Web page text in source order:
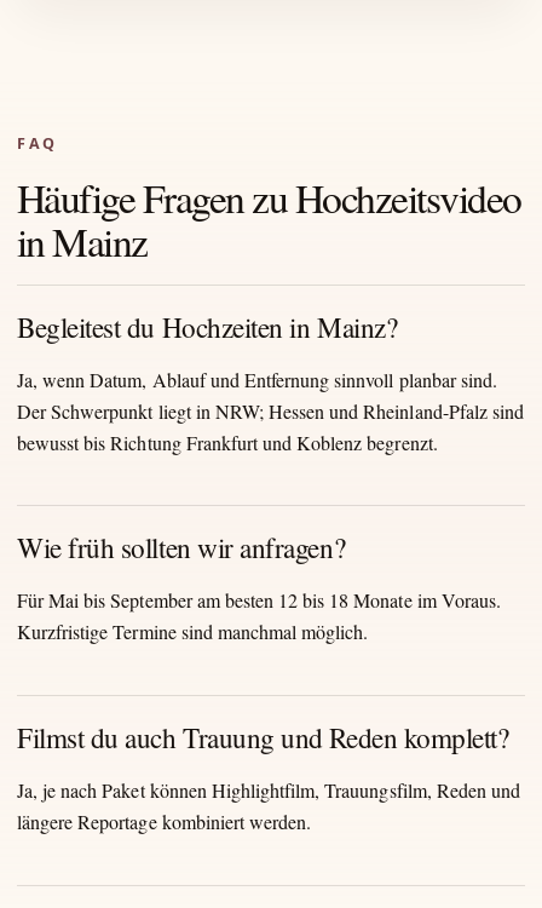
FAQ
Häufige Fragen zu Hochzeitsvideo
in Mainz
Begleitest du Hochzeiten in Mainz?
Ja, wenn Datum, Ablauf und Entfernung sinnvoll planbar sind.
Der Schwerpunkt liegt in NRW; Hessen und Rheinland-Pfalz sind
bewusst bis Richtung Frankfurt und Koblenz begrenzt.
Wie früh sollten wir anfragen?
Für Mai bis September am besten 12 bis 18 Monate im Voraus.
Kurzfristige Termine sind manchmal möglich.
Filmst du auch Trauung und Reden komplett?
Ja, je nach Paket können Highlightfilm, Trauungsfilm, Reden und
längere Reportage kombiniert werden.